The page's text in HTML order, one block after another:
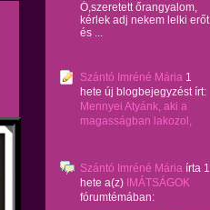
Ó,szeretett őrangyalom,
kérlek adj nekem lelki erőt
és ...
Szántó Imréné Mária 1
hete új blogbejegyzést írt:
Mennyei Atyánk, aki a
magasságban lakozol,
Szántó Imréné Mária írta 1
hete a(z) IMÁTSÁGOK
fórumtémában: